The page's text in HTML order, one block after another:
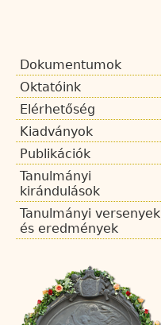
Dokumentumok
Oktatóink
Elérhetőség
Kiadványok
Publikációk
Tanulmányi
kirándulások
Tanulmányi versenyek
és eredmények